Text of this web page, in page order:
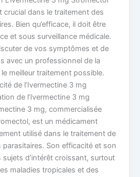
crucial dans le traitement des
Bien qu’efficace, il doit être
et sous surveillance médicale.
de vos symptômes et de
avec un professionnel de la
meilleur traitement possible.
de l’Ivermectine 3 mg
de l’Ivermectine 3 mg
3 mg, commercialisée
est un médicament
utilisé dans le traitement de
Son efficacité et son
d’intérêt croissant, surtout
maladies tropicales et des